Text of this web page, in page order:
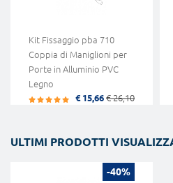
Kit Fissaggio pba 710
Coppia di Maniglioni per
Porte in Alluminio PVC
Legno
€ 15,66 € 26,10
ULTIMI PRODOTTI
-40%